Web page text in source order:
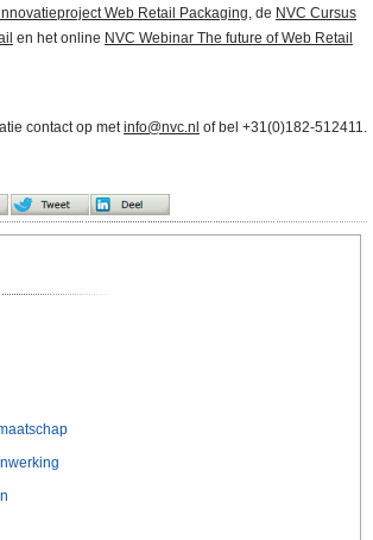
Web Retail Packaging, de NVC Cursus
en het online NVC Webinar The future of Web Retail
contact op metinfo@nvc.nl of bel +31(0)182-512411.